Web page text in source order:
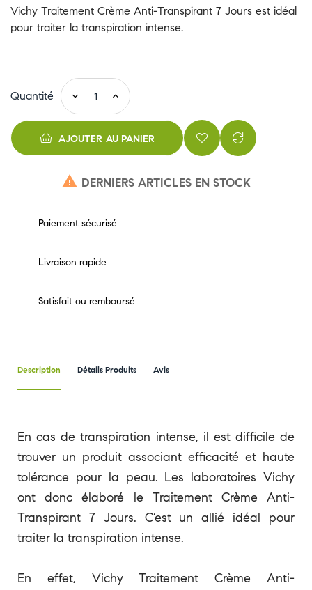
Vichy Traitement Crème Anti-Transpirant 7 Jours est idéal
pour traiter la transpiration intense.
Quantité
AJOUTER AU PANIER
 DERNIERS ARTICLES EN STOCK
Paiement sécurisé
Livraison rapide
Satisfait ou remboursé
Description Détails Produits Avis
En cas de transpiration intense, il est difficile de
trouver un produit associant efficacité et haute
tolérance pour la peau. Les laboratoires Vichy
ont donc élaboré le Traitement Crème Anti-
Transpirant 7 Jours. C’est un allié idéal pour
traiter la transpiration intense.
En effet, Vichy Traitement Crème Anti-